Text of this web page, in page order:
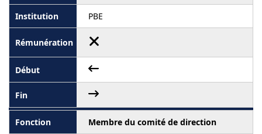
PBE
Membre du comité de direction